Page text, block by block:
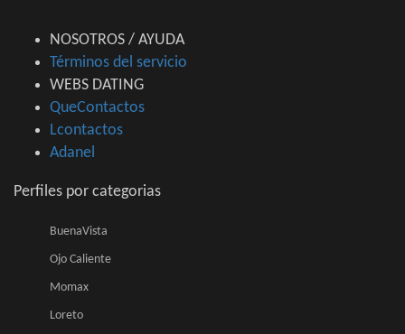
NOSOTROS / AYUDA
Términos del servicio
WEBS DATING
QueContactos
Lcontactos
Adanel
Perfiles por categorias
BuenaVista
Ojo Caliente
Momax
Loreto